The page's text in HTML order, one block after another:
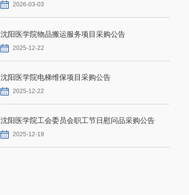
2026-03-03
沈阳医学院物品搬运服务项目采购公告
2025-12-22
沈阳医学院电梯维保项目采购公告
2025-12-22
沈阳医学院工会委员会职工节日慰问品采购公告
2025-12-19